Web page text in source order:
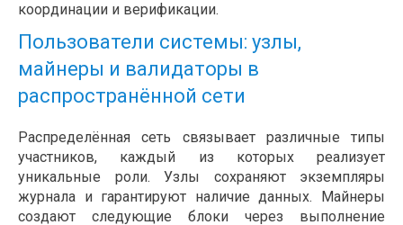
координации и верификации.
Пользователи системы: узлы,
майнеры и валидаторы в
распространённой сети
Распределённая сеть связывает различные типы
участников, каждый из которых реализует
уникальные роли. Узлы сохраняют экземпляры
журнала и гарантируют наличие данных. Майнеры
создают следующие блоки через выполнение